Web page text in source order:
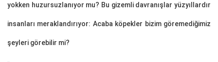
yokken huzursuzlanıyor mu? Bu gizemli davranışlar yüzyıllardır
insanları meraklandırıyor: Acaba köpekler bizim göremediğimiz
şeyleri görebilir mi?